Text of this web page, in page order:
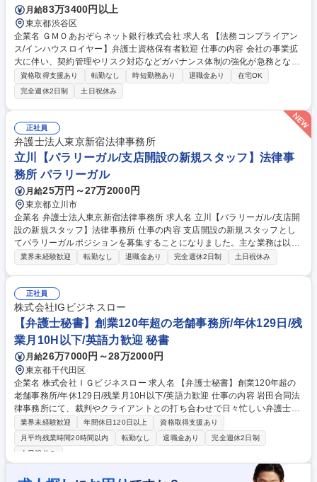
月給83万3400円以上
東京都渋谷区
企業名 ＧＭＯあおぞらネット銀行株式会社 求人名 【法務コンプライアン
ス/インハウスロイヤー】弁護士資格保有者歓迎 仕事の内容 会社の事業拡
大に伴い、契約管理やリスク対応などガバナンス体制の強化が急務となっ
ています。専門性を備えた法務経験のある方をお迎えし、法務基盤をより
安定的に構築するため募集を行います。 ・国内外の各種契約書の確認・作
成 ・新規事業・業務提携等の法的支援 ・広告・社内規定のリーガルチェ
ック ・コンプライアンス体制の構築・運用 ・外部弁護士事務所との折衝
・各部門からの実務相談対応・その他金融関連法務 募集職種 【法務コン
プライアンス/インハウスロイヤー】弁護士資格保有者歓迎
資格取得支援あり 転勤なし 時短勤務あり 退職金あり
在宅OK
完全週休2日制
土日祝休み
正社員
弁護士法人東京新宿法律事務所
立川【パラリーガル/支店開設の新規スタッフ】法律事
務所 パラリーガル
月給25万円～27万2000円
東京都立川市
企業名 弁護士法人東京新宿法律事務所 求人名 立川【パラリーガル/支店開
設の新規スタッフ】法律事務所 仕事の内容 支店開設の新規スタッフとし
てパラリーガルポジションを募集することになりました。主な業務は以下
となります。 ●一般事件の事件処理、事件管理 ●一般事件の精算処理 ●弁
どの業務 【キャリアプラン】まずは、本店でシステムの使用方法や事件処
理の流れを学び、その後立川支店に異動し、支店のパラリーガルとして経
験を積みます。将来的には事務長として立川支店の運営をお任せ致しま
す。 募集職種 立川【パラリーガル/支店開設の新規スタッフ】法律事務所
業界未経験歓迎 転勤なし 退職金あり 完全週休2日制 土日祝休み
正社員
株式会社IGビジネスロー
【弁護士秘書】創業120年超の老舗事務所/年休129日/残
業月10H以下/英語力歓迎 秘書
月給26万7000円～28万2000円
東京都千代田区
企業名 株式会社ＩＧビジネスロー 求人名 【弁護士秘書】創業120年超の
老舗事務所/年休129日/残業月10H以下/英語力歓迎 仕事の内容 岩田合同法
律事務所にて、裁判やクライアントとの打ち合わせで日々忙しい弁護士の
サポートをお任せします。秘書業務の研修充実、業界や秘書が初めての方
でも安心して法律事務・秘書業務のスキルを身につけられます 【具体的に
は】■弁護士のスケジュール管理■出張手配■リサーチ■各種書類作成 、コ
ライアント対応などの秘書業務やそれに関わる事務業務全般基本的には担
業界未経験歓迎 年間休日120日以上
資格取得支援あり
月平均残業時間20時間以内
転勤なし 退職金あり
完全週休2日制
土日祝休み